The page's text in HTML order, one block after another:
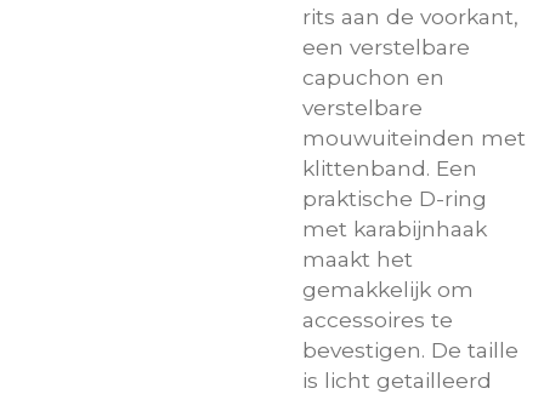
rits aan de voorkant,
een verstelbare
capuchon en
verstelbare
mouwuiteinden met
klittenband. Een
praktische D-ring
met karabijnhaak
maakt het
gemakkelijk om
accessoires te
bevestigen. De taille
is licht getailleerd